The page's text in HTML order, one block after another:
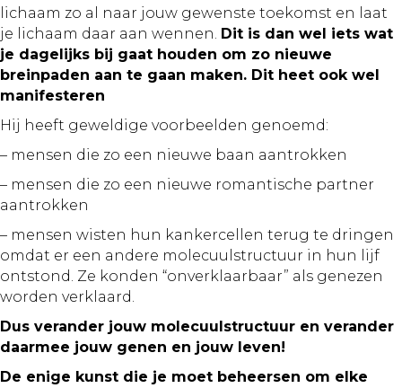
lichaam zo al naar jouw gewenste toekomst en laat
je lichaam daar aan wennen. Dit is dan wel iets wat
je dagelijks bij gaat houden om zo nieuwe
breinpaden aan te gaan maken. Dit heet ook wel
manifesteren
Hij heeft geweldige voorbeelden genoemd:
– mensen die zo een nieuwe baan aantrokken
– mensen die zo een nieuwe romantische partner
aantrokken
– mensen wisten hun kankercellen terug te dringen
omdat er een andere molecuulstructuur in hun lijf
ontstond. Ze konden “onverklaarbaar” als genezen
worden verklaard.
Dus verander jouw molecuulstructuur en verander
daarmee jouw genen en jouw leven!
De enige kunst die je moet beheersen om elke